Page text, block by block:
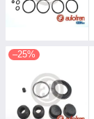
–25%